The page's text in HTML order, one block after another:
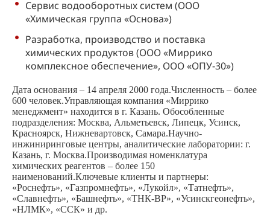
Сервис водооборотных систем (ООО
«Химическая группа «Основа»)
Разработка, производство и поставка
химических продуктов (ООО «Миррико
комплексное обеспечение», ООО «ОПУ-30»)
Дата основания – 14 апреля 2000 года.Численность – более
600 человек.Управляющая компания «Миррико
менеджмент» находится в г. Казань. Обособленные
подразделения: Москва, Альметьевск, Липецк, Усинск,
Красноярск, Нижневартовск, Самара.Научно-
инжиниринговые центры, аналитические лаборатории: г.
Казань, г. Москва.Производимая номенклатура
химических реагентов – более 150
наименований.Ключевые клиенты и партнеры:
«Роснефть», «Газпромнефть», «Лукойл», «Татнефть»,
«Славнефть», «Башнефть», «ТНК-ВР», «Усинскгеонефть»,
«НЛМК», «ССК» и др.